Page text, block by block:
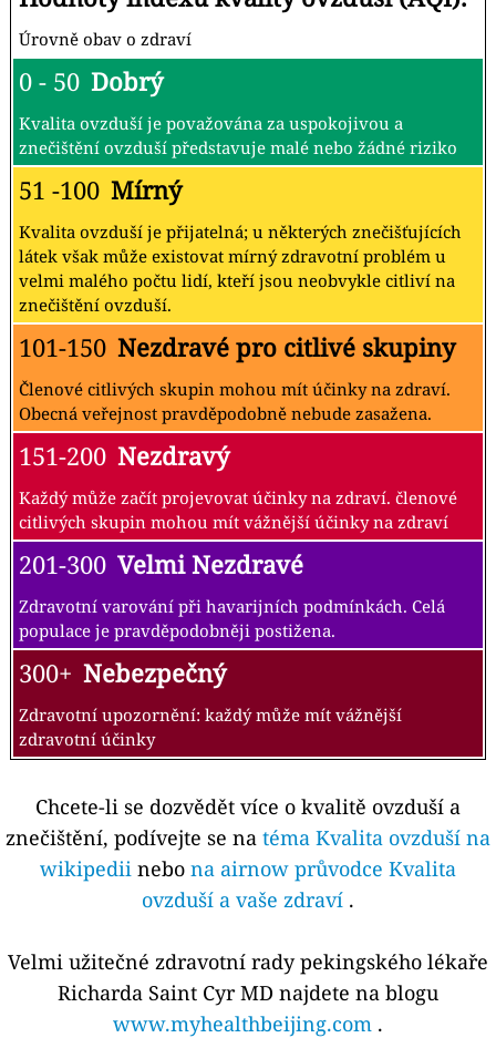
Úrovně obav o zdraví
0 - 50 Dobrý
Kvalita ovzduší je považována za uspokojivou a
znečištění ovzduší představuje malé nebo žádné riziko
51 -100 Mírný
Kvalita ovzduší je přijatelná; u některých znečišťujících
látek však může existovat mírný zdravotní problém u
velmi malého počtu lidí, kteří jsou neobvykle citliví na
znečištění ovzduší.
101-150 Nezdravé pro citlivé skupiny
Členové citlivých skupin mohou mít účinky na zdraví.
Obecná veřejnost pravděpodobně nebude zasažena.
151-200 Nezdravý
Každý může začít projevovat účinky na zdraví. členové
citlivých skupin mohou mít vážnější účinky na zdraví
201-300 Velmi Nezdravé
Zdravotní varování při havarijních podmínkách. Celá
populace je pravděpodobněji postižena.
300+ Nebezpečný
Zdravotní upozornění: každý může mít vážnější
zdravotní účinky
Chcete-li se dozvědět více o kvalitě ovzduší a
znečištění, podívejte se na téma Kvalita ovzduší na
wikipedii nebo na airnow průvodce Kvalita
ovzduší a vaše zdraví .
Velmi užitečné zdravotní rady pekingského lékaře
Richarda Saint Cyr MD najdete na blogu
www.myhealthbeijing.com .